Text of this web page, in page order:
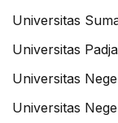
Universitas
Universitas
Universitas
Universitas